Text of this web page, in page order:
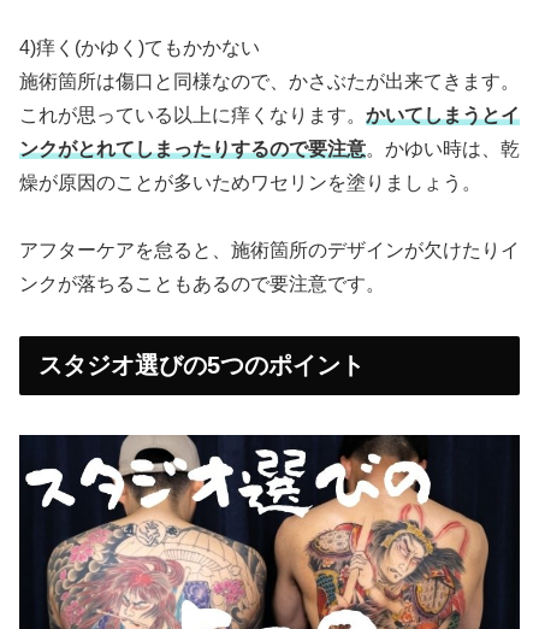
4)痒く(かゆく)てもかかない
施術箇所は傷口と同様なので、かさぶたが出来てきます。
これが思っている以上に痒くなります。 かいてしまうとイ
ンクがとれてしまったりするので要注意。かゆい時は、乾
燥が原因のことが多いためワセリンを塗りましょう。
アフターケアを怠ると、施術箇所のデザインが欠けたりイ
ンクが落ちることもあるので要注意です。
スタジオ選びの5つのポイント